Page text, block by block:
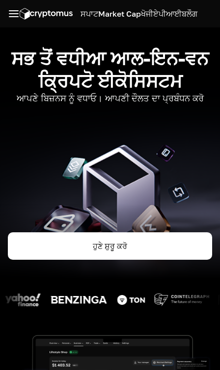
ਸਪਾਟMarket Capਖੋਜੀਏਪੀਆਈਬਲੌਗ
ਸਭ ਤੋਂ ਵਧੀਆ ਆਲ-ਇਨ-ਵਨ
ਕ੍ਰਿਪਟੋ ਈਕੋਸਿਸਟਮ
ਆਪਣੇ ਬਿਜ਼ਨਸ ਨੂੰ ਵਧਾਓ। ਆਪਣੀ ਦੌਲਤ ਦਾ ਪ੍ਰਬੰਧਨ ਕਰੋ
ਹੁਣੇ ਸ਼ੁਰੂ ਕਰੋ